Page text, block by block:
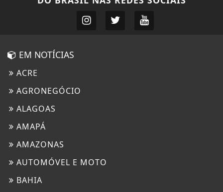
EM NOTÍCIAS
ACRE
AGRONEGÓCIO
ALAGOAS
AMAPÁ
AMAZONAS
AUTOMÓVEL E MOTO
BAHIA